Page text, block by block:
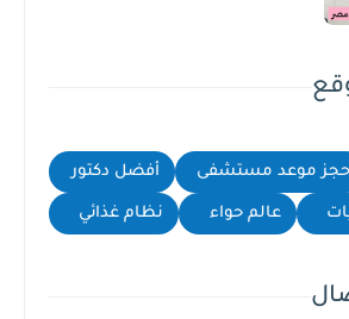
حجز موعد مستشفى أفضل دكتور
عالم حواء نظام غذائي